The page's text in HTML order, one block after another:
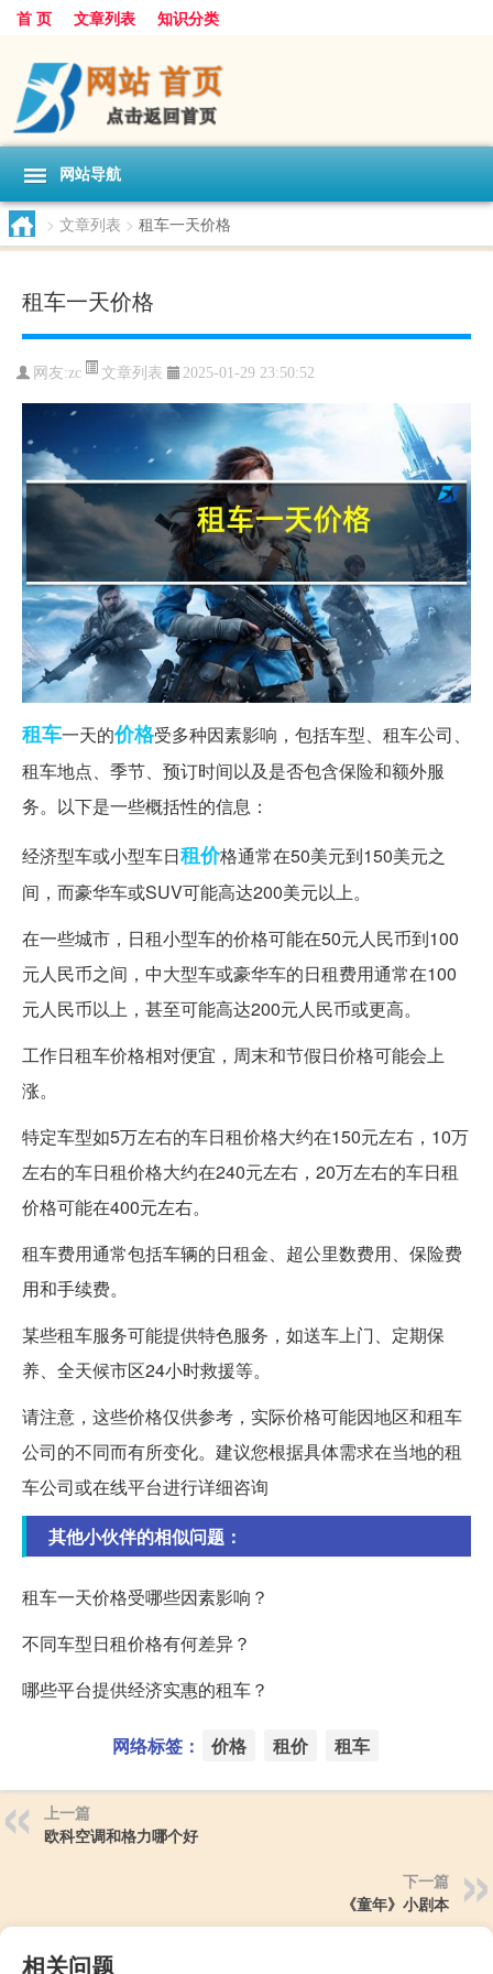
首 页 文章列表 知识分类
网站导航
> 文章列表 > 租车一天价格
租车一天价格
网友:zc 文章列表 2025-01-29 23:50:52
租车一天的价格受多种因素影响，包括车型、租车公司、
租车地点、季节、预订时间以及是否包含保险和额外服
务。以下是一些概括性的信息：
经济型车或小型车日租价格通常在50美元到150美元之
间，而豪华车或SUV可能高达200美元以上。
在一些城市，日租小型车的价格可能在50元人民币到100
元人民币之间，中大型车或豪华车的日租费用通常在100
元人民币以上，甚至可能高达200元人民币或更高。
工作日租车价格相对便宜，周末和节假日价格可能会上
涨。
特定车型如5万左右的车日租价格大约在150元左右，10万
左右的车日租价格大约在240元左右，20万左右的车日租
价格可能在400元左右。
租车费用通常包括车辆的日租金、超公里数费用、保险费
用和手续费。
某些租车服务可能提供特色服务，如送车上门、定期保
养、全天候市区24小时救援等。
请注意，这些价格仅供参考，实际价格可能因地区和租车
公司的不同而有所变化。建议您根据具体需求在当地的租
车公司或在线平台进行详细咨询
其他小伙伴的相似问题：
租车一天价格受哪些因素影响？
不同车型日租价格有何差异？
哪些平台提供经济实惠的租车？
网络标签： 价格 租价 租车
上一篇
欧科空调和格力哪个好
下一篇
《童年》小剧本
相关问题